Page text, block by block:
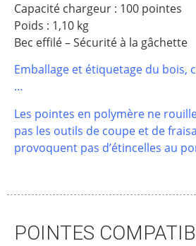
Capacité chargeur : 100 pointes
Poids : 1,10 kg
Bec effilé – Sécurité à la gâchette
Emballage et étiquetage du bois,
…
Les pointes en polymère ne
pas les outils de coupe et de
provoquent pas d’étincelles au
POINTES